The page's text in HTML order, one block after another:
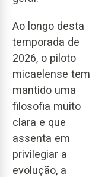
Ao longo desta
temporada de
2026, o piloto
micaelense tem
mantido uma
filosofia muito
clara e que
assenta em
privilegiar a
evolução, a